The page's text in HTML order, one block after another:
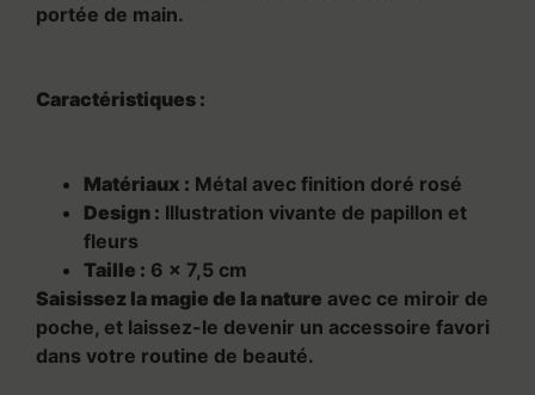
portée de main.
Caractéristiques :
Matériaux : Métal avec finition doré rosé
Design : Illustration vivante de papillon et
fleurs
Taille : 6 x 7,5 cm
Saisissez la magie de la nature avec ce miroir de
poche, et laissez-le devenir un accessoire favori
dans votre routine de beauté.